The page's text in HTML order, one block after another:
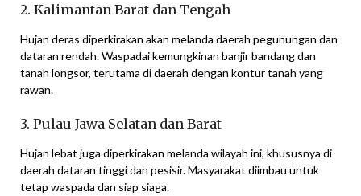
2. Kalimantan Barat dan Tengah
Hujan deras diperkirakan akan melanda daerah pegunungan dan
dataran rendah. Waspadai kemungkinan banjir bandang dan
tanah longsor, terutama di daerah dengan kontur tanah yang
rawan.
3. Pulau Jawa Selatan dan Barat
Hujan lebat juga diperkirakan melanda wilayah ini, khususnya di
daerah dataran tinggi dan pesisir. Masyarakat diimbau untuk
tetap waspada dan siap siaga.